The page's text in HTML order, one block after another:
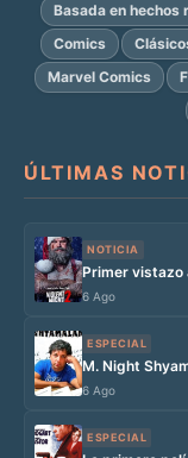
Basada en hechos
Comics
Marvel Comics
ÚLTIMAS
NOTICIA
Primer vistazo
6 Ago
ESPECIAL
M. Night
6 Ago
ESPECIAL